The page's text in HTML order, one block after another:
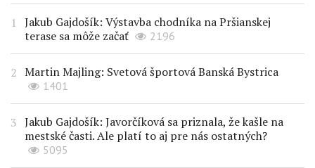
Jakub Gajdošík: Výstavba chodníka na Pršianskej
terase sa môže začať
2196
Martin Majling: Svetová športová Banská Bystrica
1401
Jakub Gajdošík: Javorčíková sa priznala, že kašle na
mestské časti. Ale platí to aj pre nás ostatných?
5095